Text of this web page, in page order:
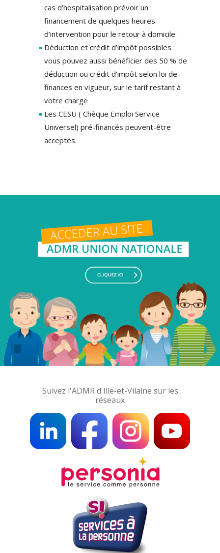
cas d’hospitalisation prévoir un
financement de quelques heures
d’intervention pour le retour à domicile.
Déduction et crédit d’impôt possibles :
vous pouvez aussi bénéficier des 50 % de
déduction ou crédit d’impôt selon loi de
finances en vigueur, sur le tarif restant à
votre charge
Les CESU ( Chèque Emploi Service
Universel) pré-financés peuvent-être
acceptés.
Suivez l'ADMR d'Ille-et-Vilaine sur les
réseaux